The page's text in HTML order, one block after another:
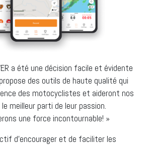
a été une décision facile et évidente
propose des outils de haute qualité qui
des motocyclistes et aideront nos
meilleur parti de leur passion.
une force incontournable! »
d’encourager et de faciliter les